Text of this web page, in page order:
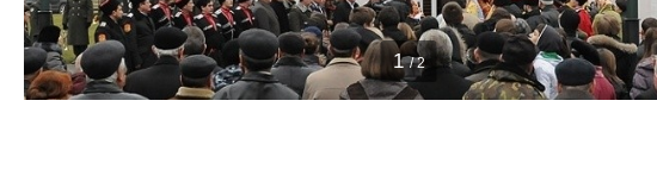
1 / 2